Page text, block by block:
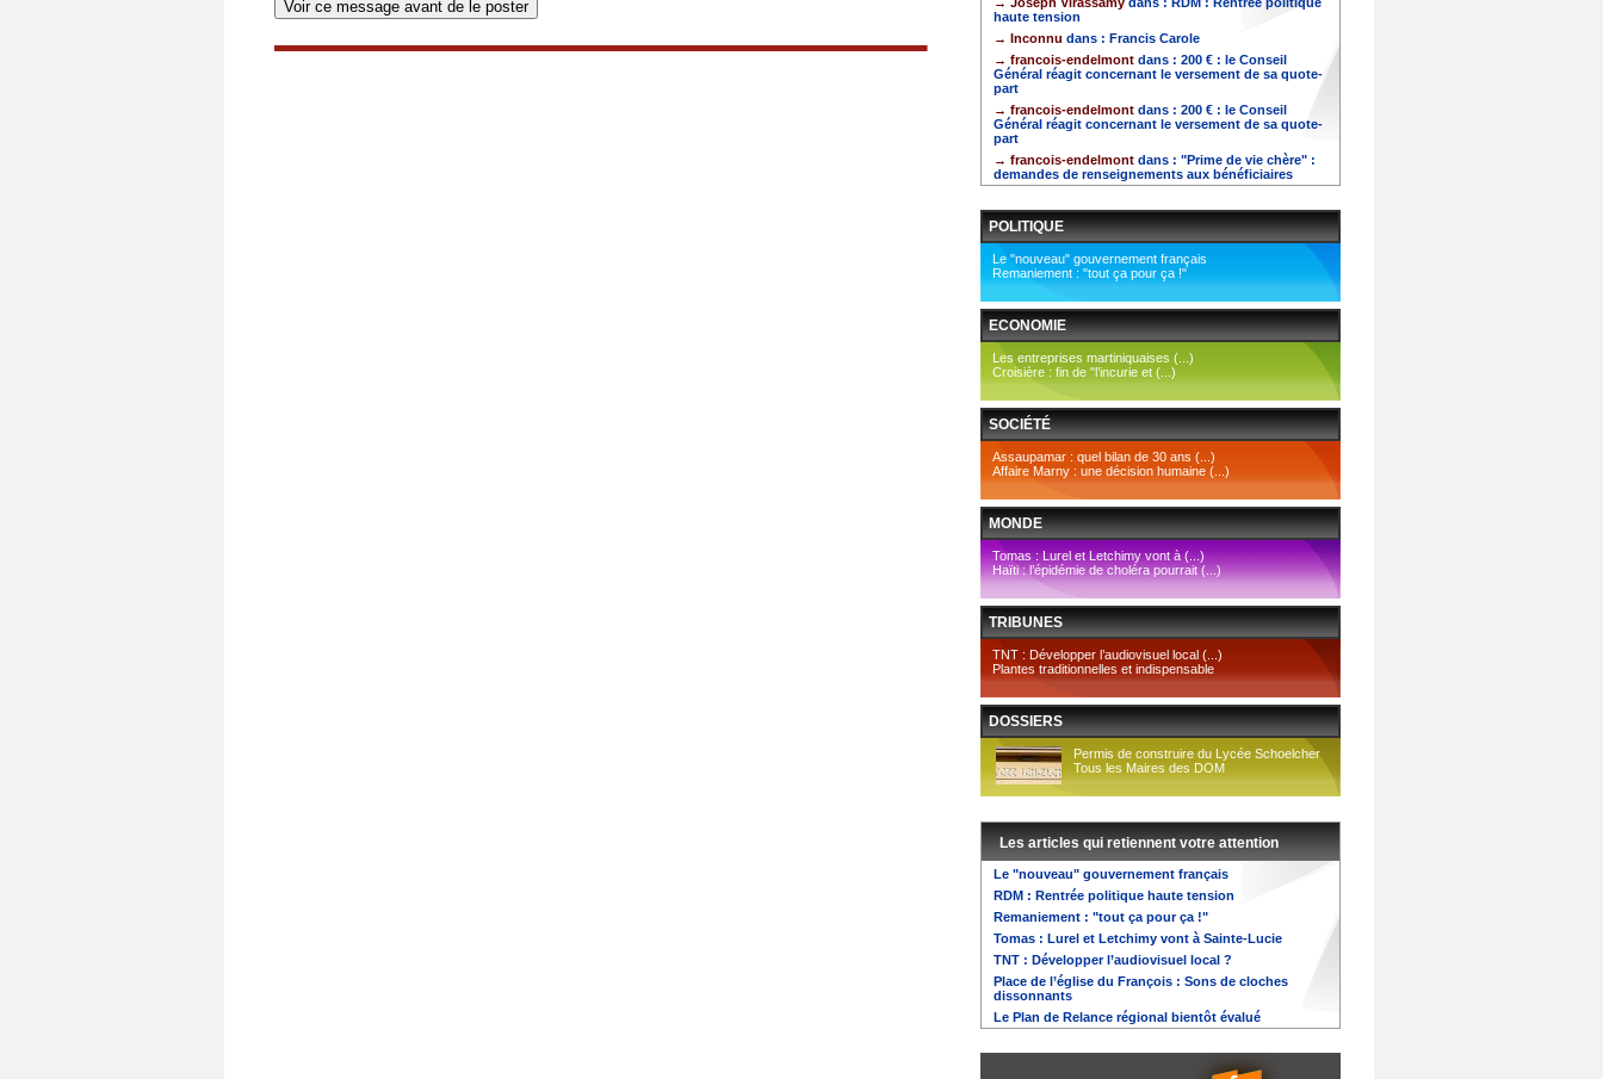
haute tension
→ Inconnu dans : Francis Carole
→ francois-endelmont dans : 200 € : le Conseil
Général réagit concernant le versement de sa quote-
part
→ francois-endelmont dans : 200 € : le Conseil
Général réagit concernant le versement de sa quote-
part
→ francois-endelmont dans : "Prime de vie chère" :
demandes de renseignements aux bénéficiaires
POLITIQUE
Le "nouveau" gouvernement français
Remaniement : "tout ça pour ça !"
ECONOMIE
Les entreprises martiniquaises (...)
Croisière : fin de "l’incurie et (...)
SOCIÉTÉ
Assaupamar : quel bilan de 30 ans (...)
Affaire Marny : une décision humaine (...)
MONDE
Tomas : Lurel et Letchimy vont à (...)
Haïti : l’épidémie de choléra pourrait (...)
TRIBUNES
TNT : Développer l’audiovisuel local (...)
Plantes traditionnelles et indispensable
DOSSIERS
Permis de construire du Lycée Schoelcher
Tous les Maires des DOM
Les articles qui retiennent votre attention
Le "nouveau" gouvernement français
RDM : Rentrée politique haute tension
Remaniement : "tout ça pour ça !"
Tomas : Lurel et Letchimy vont à Sainte-Lucie
TNT : Développer l’audiovisuel local ?
Place de l’église du François : Sons de cloches
dissonnants
Le Plan de Relance régional bientôt évalué